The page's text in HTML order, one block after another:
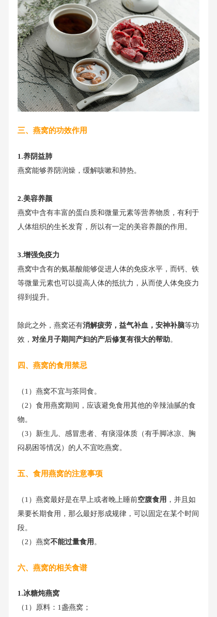
三、燕窝的功效作用
1.养阴益肺
燕窝能够养阴润燥，缓解咳嗽和肺热。
2.美容养颜
燕窝中含有丰富的蛋白质和微量元素等营养物质，有利于
人体组织的生长发育，所以有一定的美容养颜的作用。
3.增强免疫力
燕窝中含有的氨基酸能够促进人体的免疫水平，而钙、铁
等微量元素也可以提高人体的抵抗力，从而使人体免疫力
得到提升。
除此之外，燕窝还有消解疲劳，益气补血，安神补脑等功
效， 对坐月子期间产妇的产后修复有很大的帮助。
四、燕窝的食用禁忌
（1）燕窝不宜与茶同食。
（2）食用燕窝期间，应该避免食用其他的辛辣油腻的食
物。
（3）新生儿、感冒患者、有痰湿体质（有手脚冰凉、胸
闷易困等情况）的人不宜吃燕窝。
五、食用燕窝的注意事项
（1）燕窝最好是在早上或者晚上睡前空腹食用 ，并且如
果要长期食用，那么最好形成规律，可以固定在某个时间
段。
（2）燕窝不能过量食用 。
六、燕窝的相关食谱
1.冰糖炖燕窝
（1）原料：1盏燕窝；